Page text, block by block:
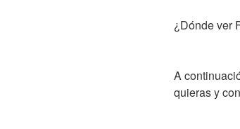
¿Dónde ver
A
quieras y